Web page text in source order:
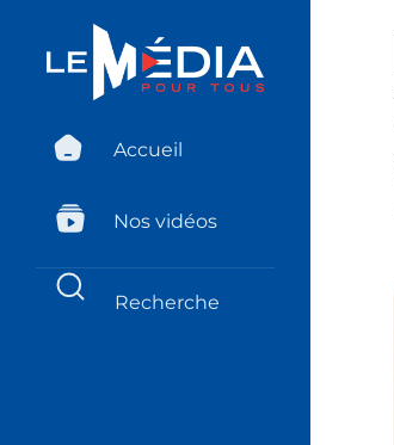
Accueil
Nos vidéos